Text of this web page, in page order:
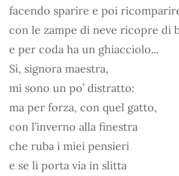
facendo sparire e poi
con le zampe di neve ricopre di
e per coda ha un ghiacciolo...
Sì, signora maestra,
mi sono un po’ distratto:
ma per forza, con quel gatto,
con l’inverno alla finestra
che ruba i miei pensieri
e se li porta via in slitta